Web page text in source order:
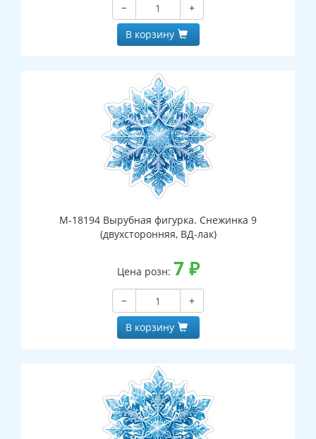
−
+
В корзину
М-18194 Вырубная фигурка. Снежинка 9
(двухсторонняя, ВД-лак)
Цена розн: 7 ₽
−
+
В корзину